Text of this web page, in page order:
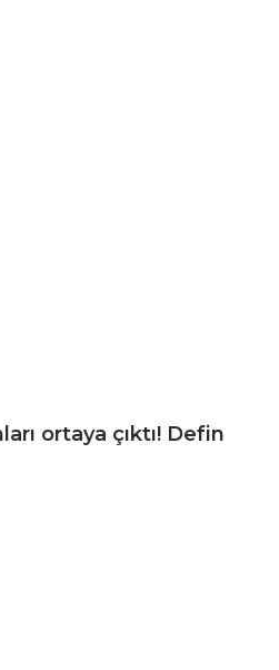
ortaya çıktı! Defin